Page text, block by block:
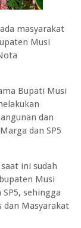
masyarakat
Musi
Bupati Musi
dan
dan SP5
ini sudah
Musi
sehingga
dan Masyarakat